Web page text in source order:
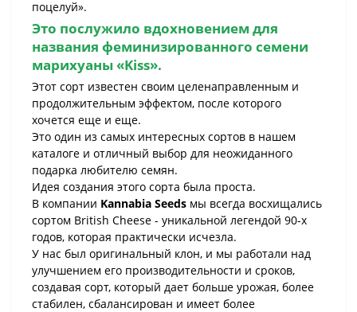
поцелуй».
Это послужило вдохновением для
названия феминизированного семени
марихуаны «Kiss».
Этот сорт известен своим целенаправленным и
продолжительным эффектом, после которого
хочется еще и еще.
Это один из самых интересных сортов в нашем
каталоге и отличный выбор для неожиданного
подарка любителю семян.
Идея создания этого сорта была проста.
В компании Kannabia Seeds мы всегда восхищались
сортом British Cheese - уникальной легендой 90-х
годов, которая практически исчезла.
У нас был оригинальный клон, и мы работали над
улучшением его производительности и сроков,
создавая сорт, который дает больше урожая, более
стабилен, сбалансирован и имеет более